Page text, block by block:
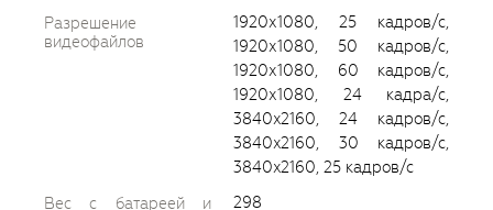
Разрешение
видеофайлов
1920х1080, 25 кадров/с,
1920х1080, 50 кадров/с,
1920х1080, 60 кадров/с,
1920х1080, 24 кадра/с,
3840x2160, 24 кадров/с,
3840x2160, 30 кадров/с,
3840x2160, 25 кадров/с
Вес с батареей и
298